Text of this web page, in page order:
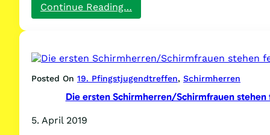
Continue Reading…
Grußwort
Fechtner
(MLPD)
an
das
Pfingstjugendtreffen
Posted On 19. Pfingstjugendtreffen, Schirmherren
Die ersten Schirmherren/Schirmfrauen stehen
5. April 2019